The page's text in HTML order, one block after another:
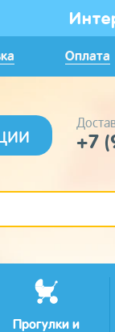
Оплата
+7
Прогулки и